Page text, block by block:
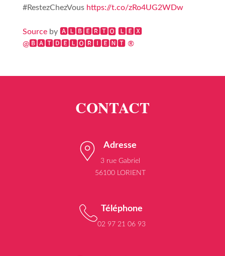
#RestezChezVous https://t.co/zRo4UG2WDw
Sourceby 🅰🅻🅱🅴🆁🆃🅾 🅻🅴🆇
@🅱🅰🆃🅳🅴🅻🅾🆁🅸🅴🅽🆃 ®
Adresse
3 rue Gabriel
56100 LORIENT
Téléphone
02 97 21 06 93